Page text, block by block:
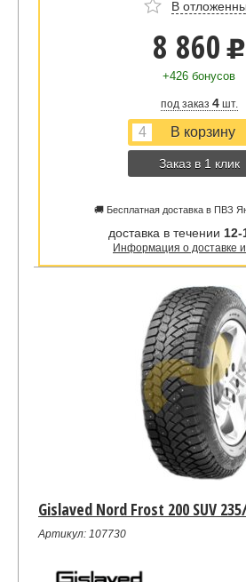
В
8 860 u
+426 бонусов
под заказ 4шт.
Заказ в 1 клик
🚚 Бесплатная доставка в ПВЗ
доставка в течении 12-
Информация о доставке
Gislaved Nord Frost 200 SUV
Артикул: 107730